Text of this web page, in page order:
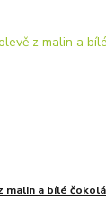
malin a bílé